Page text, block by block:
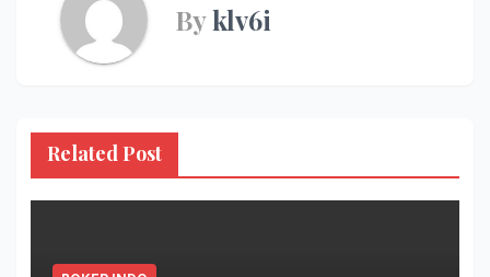
Byklv6i
Related Post